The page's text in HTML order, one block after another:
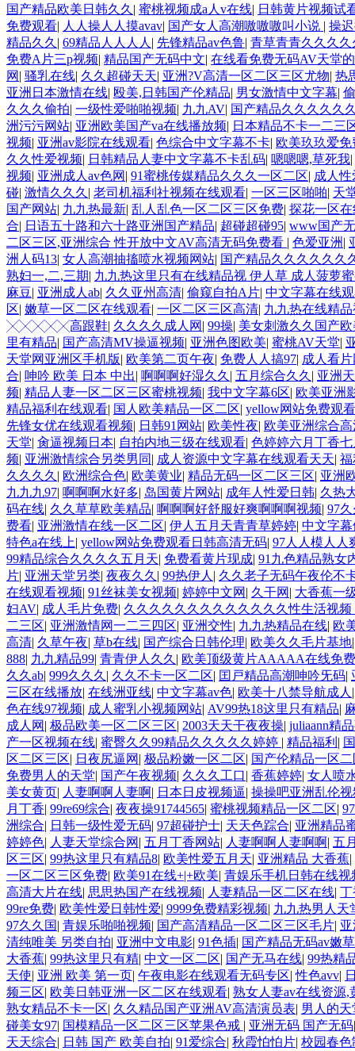
国产精品欧美日韩久久 | 蜜桃视频成a人v在线| 日韩黄片视频试
免费观看| 人人操人人摸avav| 国产女人高潮嗷嗷嗷叫小说 | 操
精品久久 | 69精品人人人人 | 先锋精品av色鲁| 青草青青久久久久
免费A片三p视频| 精品国产无码中文| 在线看免费无码AV天堂的
网 | 骚乳在线| 久久超碰天天| 亚洲?V高清一区二区三区尤物| 热
亚洲日本激情在线| 殴美,日韩国产伦精品| 男女激情中文字幕|
久久久偷拍| 一级性爱啪啪视频| 九九AV| 国产精品久久久久久
洲污污网站| 亚洲欧美国产va在线播放频| 日本精品不卡一二三
视频| 亚洲av影院在线观看| 色综合中文字幕不卡| 欧美玖玖爱免
久久性爱视频| 日韩精品人妻中文字幕不卡乱码| 嗯嗯嗯,草死我|
视频| 亚洲成人av色网 | 91蜜桃传媒精品久久久一区二区| 成人性
碰| 激情久久久 | 老司机福利社视频在线观看| 一区三区啪啪| 天
国产网站| 九九热最新| 乱人乱色一区二区三区免费| 探花一区在
合| 日语五十路和六十路亚洲国产精品| 超碰超碰95| www国产
二区三区,亚洲综合 性开放中文AV高清无码免费看 | 色爱亚洲 |
洲人码13| 女人高潮抽搐喷水视频网站| 国产精品久久久久久久
熟妇一,二,三期| 九九热这里只有在线精品视 伊人草 成人菠萝
麻豆| 亚洲成人ab| 久久亚州高清| 偷窥自拍A片| 中文字幕在线
区| 嫩草一区二区在线观看| 一区二区三区高清| 九九热在线精
╳╳╳╳╳高跟鞋| 久久久久成人网 | 99操| 美女刺激久久国产欧
里有精品| 国产高清MV操逼视频| 亚洲色图欧美| 蜜桃AV天堂|
天堂网亚洲区手机版| 欧美第二页午夜| 免费人人搞97| 成人看
合| 呻吟 欧美 日本 中出| 啊啊啊好湿久久 | 五月综合久久 | 亚洲
频| 精品人妻一区二区三区蜜桃视频| 我中文字幕6区| 欧美亚洲
精品福利在线观看| 国人欧美精品一区二区| yellow网站免费观
先锋女优在线观看视频| 日韩91网站| 欧美性夜| 欧美亚洲综合
天堂| 肏逼视频日本| 自拍内地三级在线观看| 色婷婷六月丁香
频| 亚洲激情综合另类男同 | 成人资源中文字幕在线观看天天| 福
久久久久 | 欧洲综合色| 欧美黄业| 精品无码一区二区三区| 亚洲
九九九97| 啊啊啊水好多| 岛国黄片网站| 成年人性爱日韩| 久热
码在线| 久久草草欧美精品| 啊啊啊好舒服好爽啊啊啊视频| 97
费看| 亚洲激情在线一区二区| 伊人五月天青青草婷婷| 中文字
特色a在线上| yellow网站免费观看日韩高清无码| 97人人模人人
99精品综合久久久久五月天| 免费看黄片现成| 91九色精品熟女
片| 亚洲天堂另类| 夜夜久久 | 99热伊人 | 久久老子无码午夜伦不
在线观看视频| 91丝袜美女视频| 婷婷中文网 | 久干网 | 大香蕉一
妇AV| 成人毛片免费| 久久久久久久久久久久久久久性生活视频
二三区| 亚洲激情网一二三四区| 亚洲交性| 九九热精品在线| 欧
高清| 久草午夜| 草b在线| 国产综合日韩伦理| 欧美久久毛片基地
888| 九九精品99| 青青伊人久久 | 欧美顶级黄片AAAAA在线免
久久ab| 999久久久 | 久久不卡一区二区| 囯戸精品高潮呻吟旡码|
三区在线播放| 在线洲亚线| 中文字幕av色| 欧美十八禁导航成人
色在线97视频| 成人蜜乳小视频网站| AV99热18这里只有精品|
成人网 | 极品欧美一区二区三区| 2003天天干夜夜操| juliaann精
产一区视频在线| 蜜臀久久99精品久久久久久婷婷 | 精品福利 |
区二区三区| 日夜尻逼网 | 极品粉嫩一区二区| 国产伦精品一区
免费男人的天堂| 国产午夜视频| 久久久工口| 香蕉婷婷| 女人喷
美女黄页| 人妻啊啊人妻啊| 日本日皮视频逼| 操操吧亚洲乱伦视
月丁香| 99re69综合| 夜夜操91744565| 蜜桃视频精品一区二区|
洲综合| 日韩一级性爱无码| 97超碰护士| 天天色踪合| 亚洲精品
婷婷色| 人妻天堂综合网 | 五月丁香网站| 人妻啊啊人妻啊啊| 五
区三区| 99热这里只有精品8| 欧美性爱五月天| 亚洲精品 大香蕉|
一区二区三区免费| 欧美91在线+|+欧美| 青娱乐手机日韩在线视
高清大片在线| 思思热国产在线视频| 人妻精品一区二区在线| 丁
99re免费| 欧美性爱日韩性爱| 9999免费精彩视频| 九九热男人天
97久久国| 青娱乐啪啪视频| 国产高清精品一区二区三区毛片|
清纯唯美 另类自拍| 亚洲中文电影| 91色插| 国产精品无码av嫩草
大香蕉| 99热这里只有精| 中文一区二区| 国产无马在线| 99热精
天使| 亚洲 欧美 第一页| 午夜电影在线观看无码专区|性色avv|
频三区| 欧美日韩亚洲一区二区在线观看| 熟女人妻av在线资源,
熟女精品不卡一区| 久久精品国产亚洲AV高清演员表| 男人的
碰美女97| 国模精品一区二区三区苹果色戒 | 亚洲无码 国产无码
天天综合| 日韩 国产 欧美自拍| 91爱综合| 秋霞怕怕片| 校园春色